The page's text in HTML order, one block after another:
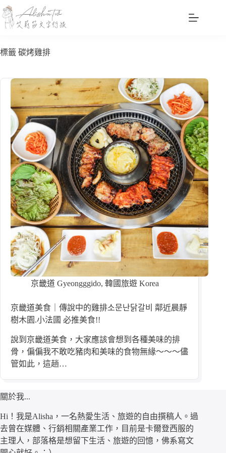
跳
至
主
內
標籤 碳烤雞排
京畿道 Gyeongggido, 韓國旅遊 Korea
京畿道美食｜傳說中的雞排소문난닭갈비 鄰近晨靜
樹木園.小法國 必推美食!!
說到京畿道美食，大家應該會想到各種美味的排
骨，偏偏我不敢吃豬肉和美味的食物無緣～～～儘
管如此，這趟…
關於我...
Hi！我是Alisha，一名熱愛生活、旅遊的自由撰稿人。過
去曾在媒體、行銷相關產業工作，目前是卡爾登西服的
主理人，部落格是想留下生活、旅遊的回憶，佛系寫文